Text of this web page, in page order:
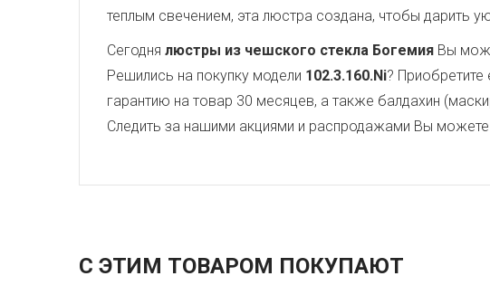
теплым свечением, эта люстра создана, чтобы дарить
Сегодня люстры из чешского стекла Богемия Вы
Решились на покупку модели 102.3.160.Ni? Приобретите
гарантию на товар 30 месяцев, а также балдахин
Следить за нашими акциями и распродажами Вы
С ЭТИМ ТОВАРОМ ПОКУПАЮТ